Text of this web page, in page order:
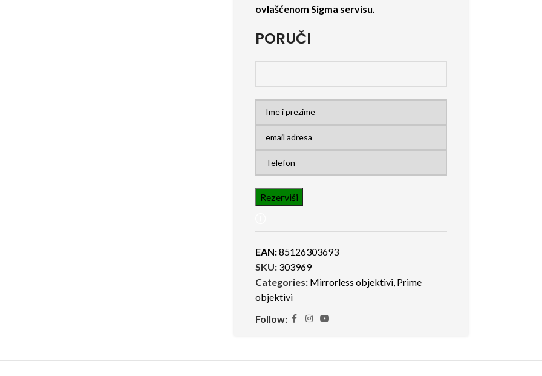
ovlašćenom Sigma servisu.
PORUČI
EAN:85126303693
SKU: 303969
Categories: Mirrorless objektivi, Prime
objektivi
Follow: